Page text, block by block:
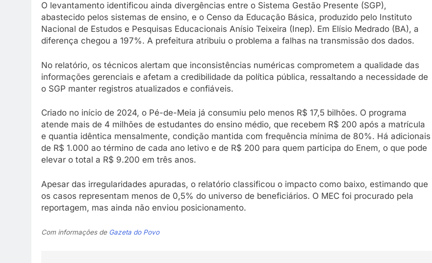
O levantamento identificou ainda divergências entre o Sistema Gestão Presente (SGP),
abastecido pelos sistemas de ensino, e o Censo da Educação Básica, produzido pelo Instituto
Nacional de Estudos e Pesquisas Educacionais Anísio Teixeira (Inep). Em Elísio Medrado (BA), a
diferença chegou a 197%. A prefeitura atribuiu o problema a falhas na transmissão dos dados.
No relatório, os técnicos alertam que inconsistências numéricas comprometem a qualidade das
informações gerenciais e afetam a credibilidade da política pública, ressaltando a necessidade de
o SGP manter registros atualizados e confiáveis.
Criado no início de 2024, o Pé-de-Meia já consumiu pelo menos R$ 17,5 bilhões. O programa
atende mais de 4 milhões de estudantes do ensino médio, que recebem R$ 200 após a matrícula
e quantia idêntica mensalmente, condição mantida com frequência mínima de 80%. Há adicionais
de R$ 1.000 ao término de cada ano letivo e de R$ 200 para quem participa do Enem, o que pode
elevar o total a R$ 9.200 em três anos.
Apesar das irregularidades apuradas, o relatório classificou o impacto como baixo, estimando que
os casos representam menos de 0,5% do universo de beneficiários. O MEC foi procurado pela
reportagem, mas ainda não enviou posicionamento.
Com informações de Gazeta do Povo